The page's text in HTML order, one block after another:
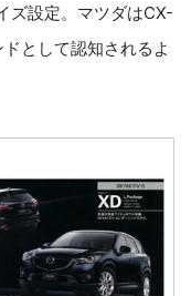
ズ設定。マツダはCX-
として認知されるよ